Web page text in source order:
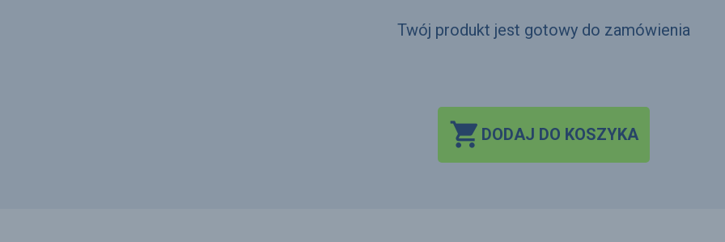
Twój produkt jest gotowy do zamówienia
 DODAJ DO KOSZYKA